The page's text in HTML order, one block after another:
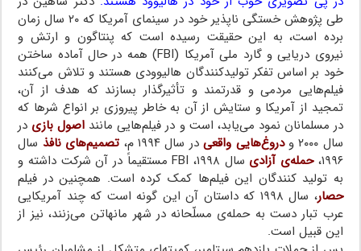
طی پژوهش خستگی ناپذیر خود در سینمای آمریکا که ۲۰ سال زمان
برده است، به این حقیقت رسیده است که پنتاگون و ارتش و
نیروی دریایی و گارد ملی آمریکا (FBI) همه در حال آماده ساختن
خود بر اساس تفکر تولیدکنندگان هالیوودی هستند و تلاش می‌کنند
فیلم‌هایی مردمی و قدرتمند و تأثیرگذار بسازند که هدف از آن،
تمجید از آمریکا و ستایش از آن به خاطر پیروزی بر انواع شرها که
در مسلمانان نمود می‌یابد، است و در فیلم‌هایی مانند اصول بازی در
سال ۲۰۰۰ و
دروغ‌هایی واقعیدر سال ۱۹۹۴ م، تصمیم‌های نافذ سال
۱۹۹۶، حمله‌ی آزادی
سال ۱۹۹۸، FBI مستقیماً در آن شرکت داشته و
به تولید کنندگان این فیلم‌ها کمک کرده است. همچنین در فیلم
حصار
، سال ۱۹۹۸ که داستان آن این گونه است که چند آمریکایی
عرب تبار دست به حمله‌ی مسلّحانه در شهر مانهاتن می‌زنند، نیز از
این قبیل است.